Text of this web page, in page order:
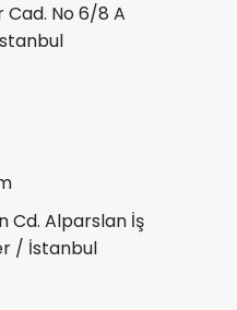
No 6/8 A
Cd. Alparslan İş
/ İstanbul